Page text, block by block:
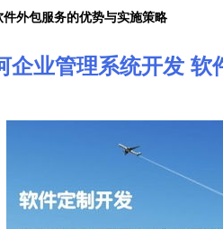
外包服务的优势与实施策略
企业管理系统开发 软